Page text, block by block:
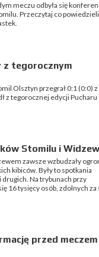
meczu odbyła się
Przeczytaj co powiedzieli
z tegorocznym
Olsztyn przegrał 0:1 (0:0) z
z tegorocznej edycji Pucharu
Stomilu i
zawsze wzbudzały
kibiców. Były to spotkania
Na trybunach przy
16 tysięcy osób, zdolnych za
przed meczem